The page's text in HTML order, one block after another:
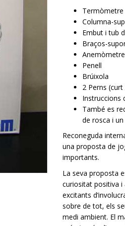
Termòmetre
Columna-
Embut i tub
Braços-
Anemòmetre
Penell
Brúixola
2 Perns
Instruccions
També es
de rosca i
Reconeguda
una proposta de
importants.
La seva proposta
curiositat positiva i
excitants
sobre de tot, els
medi ambient. El